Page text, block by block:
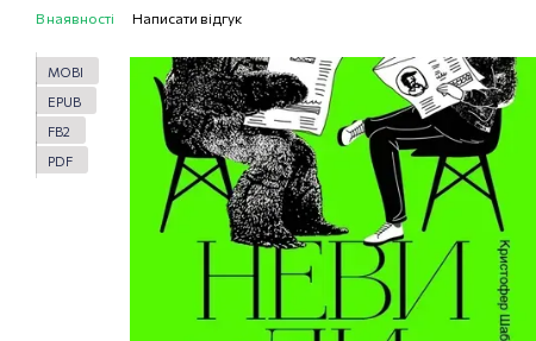
В наявності Написати відгук
MOBI
EPUB
FB2
PDF